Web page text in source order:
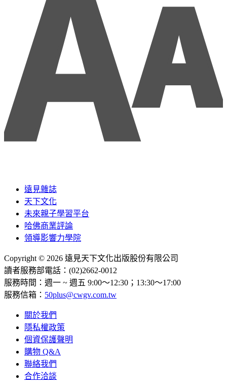
遠見雜誌
天下文化
未來親子學習平台
哈佛商業評論
領導影響力學院
Copyright © 2026 遠見天下文化出版股份有限公司
讀者服務部電話：(02)2662-0012
服務時間：週一 ~ 週五 9:00～12:30；13:30～17:00
服務信箱： 50plus@cwgv.com.tw
關於我們
隱私權政策
個資保護聲明
購物 Q&A
聯絡我們
合作洽談